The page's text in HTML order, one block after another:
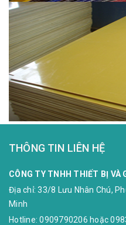
THÔNG TIN LIÊN HỆ
CÔNG TY TNHH THIẾT BỊ VÀ
Địa chỉ:33/8 Lưu Nhân Chú,
Minh
Hotline:0909790206 hoặc